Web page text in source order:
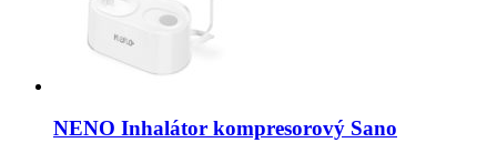
NENO Inhalátor kompresorový Sano